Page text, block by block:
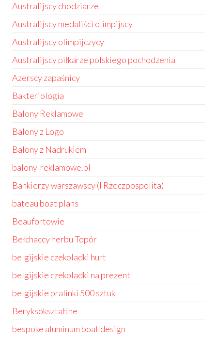
Australijscy chodziarze
Australijscy medaliści olimpijscy
Australijscy olimpijczycy
Australijscy piłkarze polskiego pochodzenia
Azerscy zapaśnicy
Bakteriologia
Balony Reklamowe
Balony z Logo
Balony z Nadrukiem
balony-reklamowe.pl
Bankierzy warszawscy (I Rzeczpospolita)
bateau boat plans
Beaufortowie
Bełchaccy herbu Topór
belgijskie czekoladki hurt
belgijskie czekoladki na prezent
belgijskie pralinki 500 sztuk
Beryksokształtne
bespoke aluminum boat design